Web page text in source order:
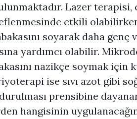
Lazer
etkili
soyarak daha
yardımcı olabilir.
nazikçe soymak için
ise sıvı azot gibi
prensibine
hangisinin